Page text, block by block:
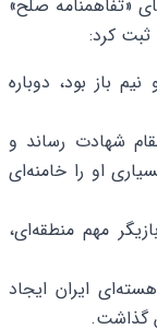
«تفاهمنامه صلح»
ثبت کرد:
باز بود، دوباره
مقام شهادت رساند و
او را خامنه‌ای
مهم منطقه‌ای،
ایران ایجاد
گذاشت.